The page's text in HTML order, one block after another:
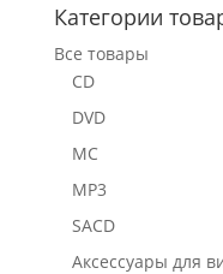
Категории
Все товары
CD
DVD
MC
MP3
SACD
Аксессуары для